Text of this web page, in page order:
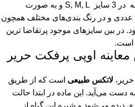
این دستکش‌های ضخیم معاینه در 3 سایز S, M, L و به صورت
جعبه‌ای و در کارتن ‌های 100 عددی و در رنگ بندی‌های مختلف همچون
بین سایز‌های موجود پرتقاضا ترین
است.
اوپی پرفکت حریر
لاتکس طبیعی است که از طریق
دست می‌آید. این ماده در ابتدا حالت